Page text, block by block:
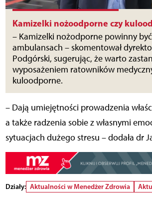
Kamizelki nożoodporne czy
– Kamizelki nożodporne powinny
ambulansach – skomentował
Podgórski, sugerując, że warto
wyposażeniem ratowników
kuloodporne.
– Dają umiejętności prowadzenia
a także radzenia sobie z własnymi
sytuacjach dużego stresu – dodała dr
Działy: Aktualności w Menedżer Zdrowia